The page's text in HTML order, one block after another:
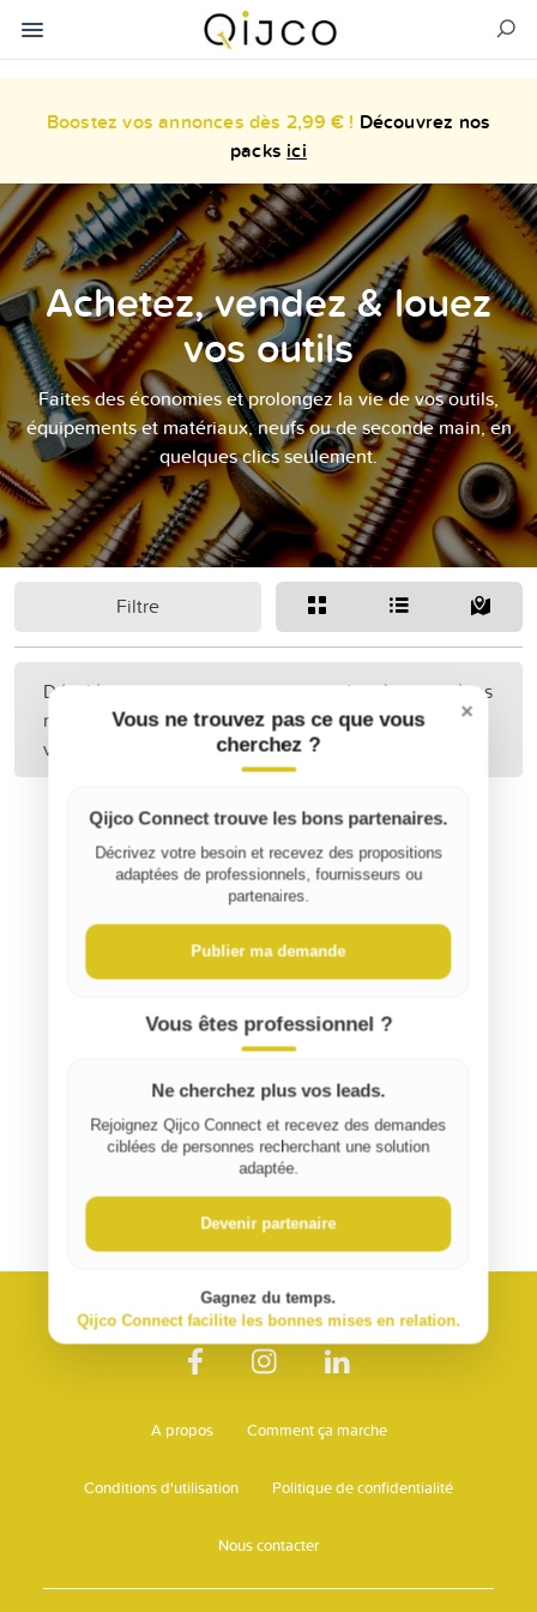
Boostez vos annonces dès 2,99 € ! Découvrez nos
packs ici
Achetez, vendez & louez
vos outils
Faites des économies et prolongez la vie de vos outils,
équipements et matériaux, neufs ou de seconde main, en
quelques clics seulement.
Filtre
Désolé, aucune annonce correspondant à vos critères
n'a été trouvée. Peut-être pourriez-vous étendre
votre recherche ?
A propos Comment ça marche
Conditions d'utilisation Politique de confidentialité
Nous contacter
×
Vous ne trouvez pas ce que vous
cherchez ?
Qijco Connect trouve les bons partenaires.
Décrivez votre besoin et recevez des propositions
adaptées de professionnels, fournisseurs ou
partenaires.
Publier ma demande
Vous êtes professionnel ?
Ne cherchez plus vos leads.
Rejoignez Qijco Connect et recevez des demandes
ciblées de personnes recherchant une solution
adaptée.
Devenir partenaire
Gagnez du temps.
Qijco Connect facilite les bonnes mises en relation.